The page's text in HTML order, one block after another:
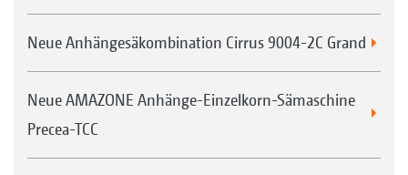
Neue Anhängesäkombination Cirrus 9004-2C Grand
Neue AMAZONE Anhänge-Einzelkorn-Sämaschine
Precea-TCC